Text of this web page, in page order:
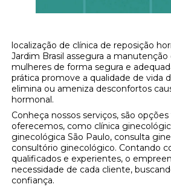
localização de clínica de reposição
Jardim Brasil assegura a
mulheres de forma segura e
prática promove a qualidade de vida
elimina ou ameniza desconfortos
hormonal.
Conheça nossos serviços, são
oferecemos, como clínica
ginecológica São Paulo, consulta
consultório ginecológico. Contando
qualificados e experientes, o
necessidade de cada cliente,
confiança.